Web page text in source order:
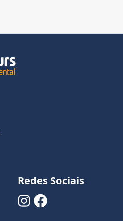
Redes Sociais